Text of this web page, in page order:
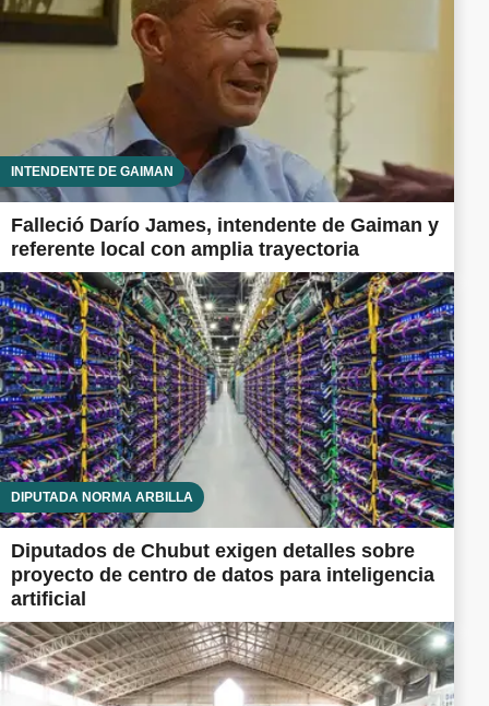
INTENDENTE DE GAIMAN
Falleció Darío James, intendente de Gaiman y
referente local con amplia trayectoria
DIPUTADA NORMA ARBILLA
Diputados de Chubut exigen detalles sobre
proyecto de centro de datos para inteligencia
artificial